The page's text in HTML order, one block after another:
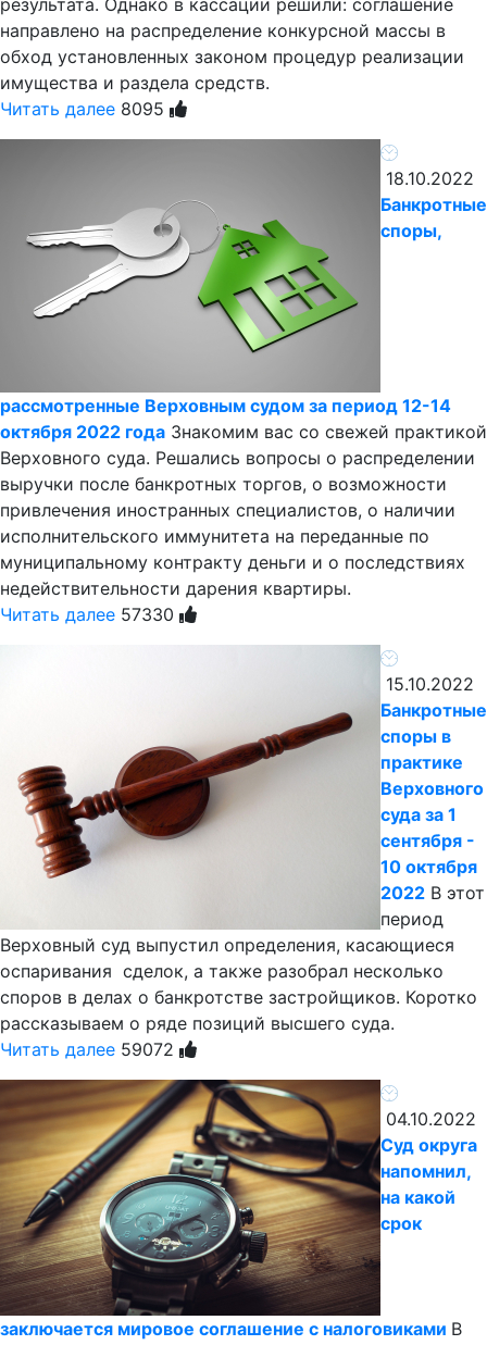
результата. Однако в кассации решили: соглашение
направлено на распределение конкурсной массы в
обход установленных законом процедур реализации
имущества и раздела средств.
Читать далее 8095
18.10.2022
Банкротные
споры,
рассмотренные Верховным судом за период 12-14
октября 2022 года Знакомим вас со свежей практикой
Верховного суда. Решались вопросы о распределении
выручки после банкротных торгов, о возможности
привлечения иностранных специалистов, о наличии
исполнительского иммунитета на переданные по
муниципальному контракту деньги и о последствиях
недействительности дарения квартиры.
Читать далее 57330
15.10.2022
Банкротные
споры в
практике
Верховного
суда за 1
сентября -
10 октября
2022 В этот
период
Верховный суд выпустил определения, касающиеся
оспаривания сделок, а также разобрал несколько
споров в делах о банкротстве застройщиков. Коротко
рассказываем о ряде позиций высшего суда.
Читать далее 59072
04.10.2022
Суд округа
напомнил,
на какой
срок
заключается мировое соглашение с налоговиками В